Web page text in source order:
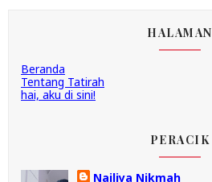
HALAMAN
Beranda
Tentang Tatirah
hai, aku di sini!
PERACIK
Nailiya Nikmah